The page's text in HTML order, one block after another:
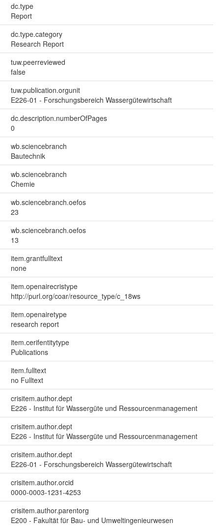
dc.type
Report
dc.type.category
Research Report
tuw.peerreviewed
false
tuw.publication.orgunit
E226-01 - Forschungsbereich Wassergütewirtschaft
dc.description.numberOfPages
0
wb.sciencebranch
Bautechnik
wb.sciencebranch
Chemie
wb.sciencebranch.oefos
23
wb.sciencebranch.oefos
13
item.grantfulltext
none
item.openairecristype
http://purl.org/coar/resource_type/c_18ws
item.openairetype
research report
item.cerifentitytype
Publications
item.fulltext
no Fulltext
crisitem.author.dept
E226 - Institut für Wassergüte und Ressourcenmanagement
crisitem.author.dept
E226 - Institut für Wassergüte und Ressourcenmanagement
crisitem.author.dept
E226-01 - Forschungsbereich Wassergütewirtschaft
crisitem.author.orcid
0000-0003-1231-4253
crisitem.author.parentorg
E200 - Fakultät für Bau- und Umweltingenieurwesen